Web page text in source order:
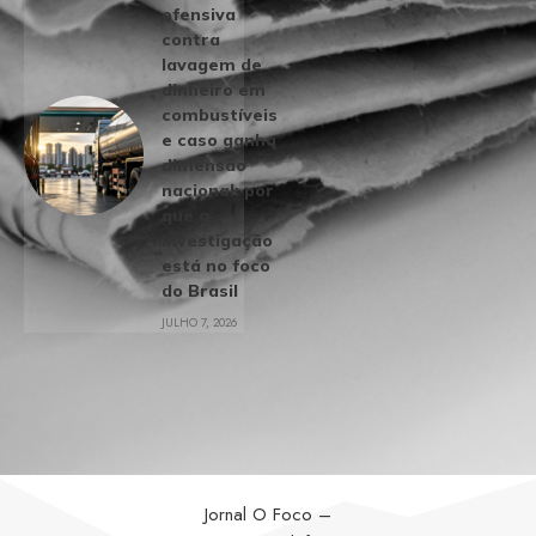
ofensiva
contra
lavagem de
dinheiro em
combustíveis
e caso ganha
dimensão
nacional: por
que a
investigação
está no foco
do Brasil
JULHO 7, 2026
Jornal O Foco –